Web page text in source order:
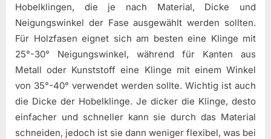
Hobelklingen, die je nach Material, Dicke und
Neigungswinkel der Fase ausgewählt werden sollten.
Für Holzfasen eignet sich am besten eine Klinge mit
25°-30° Neigungswinkel, während für Kanten aus
Metall oder Kunststoff eine Klinge mit einem Winkel
von 35°-40° verwendet werden sollte. Wichtig ist auch
die Dicke der Hobelklinge. Je dicker die Klinge, desto
einfacher und schneller kann sie durch das Material
schneiden, jedoch ist sie dann weniger flexibel, was bei